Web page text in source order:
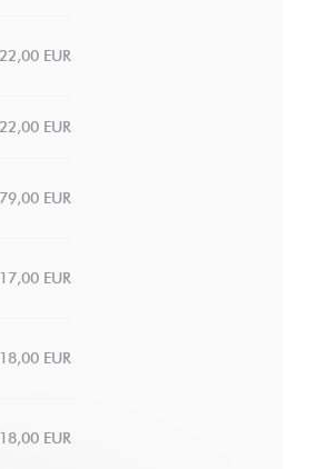
22,00 EUR
22,00 EUR
79,00 EUR
17,00 EUR
18,00 EUR
18,00 EUR